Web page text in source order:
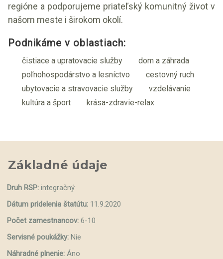
regióne a podporujeme priateľský komunitný život v
našom meste i širokom okolí.
Podnikáme v oblastiach:
čistiace a upratovacie služby
dom a záhrada
poľnohospodárstvo a lesníctvo
cestovný ruch
ubytovacie a stravovacie služby
vzdelávanie
kultúra a šport
krása-zdravie-relax
Základné údaje
Druh RSP: integračný
Dátum pridelenia štatútu: 11.9.2020
Počet zamestnancov: 6-10
Servisné poukážky: Nie
Náhradné plnenie: Áno